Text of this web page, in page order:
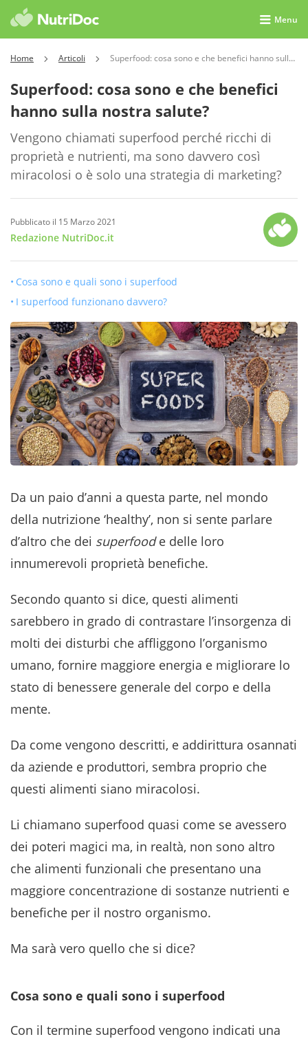
Menu
Home Articoli Superfood: cosa sono e che benefici hanno sulla nostra salute?
Superfood: cosa sono e che benefici
hanno sulla nostra salute?
Vengono chiamati superfood perché ricchi di
proprietà e nutrienti, ma sono davvero così
miracolosi o è solo una strategia di marketing?
Pubblicato il 15 Marzo 2021
Redazione NutriDoc.it
Cosa sono e quali sono i superfood
I superfood funzionano davvero?
Da un paio d’anni a questa parte, nel mondo
della nutrizione ‘healthy’, non si sente parlare
d’altro che dei superfoode delle loro
innumerevoli proprietà benefiche.
Secondo quanto si dice, questi alimenti
sarebbero in grado di contrastare l’insorgenza di
molti dei disturbi che affliggono l’organismo
umano, fornire maggiore energia e migliorare lo
stato di benessere generale del corpo e della
mente.
Da come vengono descritti, e addirittura osannati
da aziende e produttori, sembra proprio che
questi alimenti siano miracolosi.
Li chiamano superfood quasi come se avessero
dei poteri magici ma, in realtà, non sono altro
che alimenti funzionali che presentano una
maggiore concentrazione di sostanze nutrienti e
benefiche per il nostro organismo.
Ma sarà vero quello che si dice?
Cosa sono e quali sono i superfood
Con il termine superfood vengono indicati una